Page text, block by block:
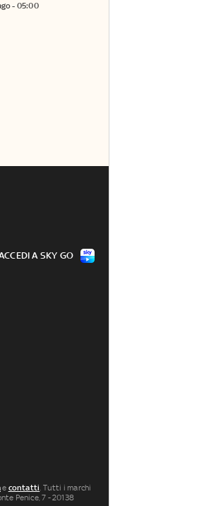
- 05:00
A SKY GO
e contatti. Tutti i marchi
Penice, 7 - 20138